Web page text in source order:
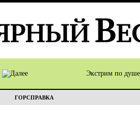
Экстрим по душе
ГОРСПРАВКА